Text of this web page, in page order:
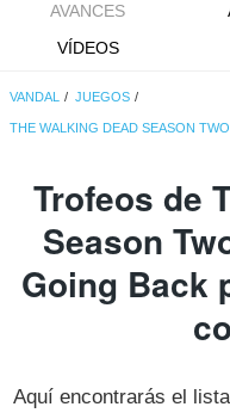
AVANCES
VÍDEOS
VANDAL JUEGOS
THE WALKING DEAD SEASON
Trofeos de
Season
Going Back
Aquí encontrarás el